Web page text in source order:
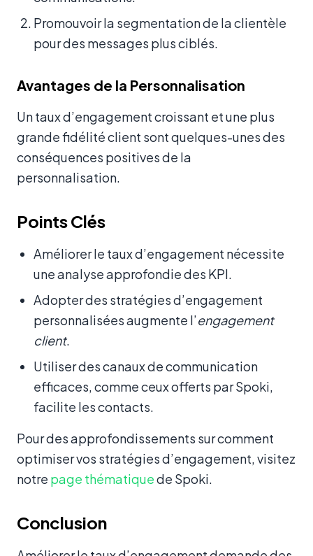
Promouvoir la segmentation de la clientèle
pour des messages plus ciblés.
Avantages de la Personnalisation
Un taux d’engagement croissant et une plus
grande fidélité client sont quelques-unes des
conséquences positives de la
personnalisation.
Points Clés
Améliorer le taux d’engagement nécessite
une analyse approfondie des KPI.
Adopter des stratégies d’engagement
personnalisées augmente l’engagement
client.
Utiliser des canaux de communication
efficaces, comme ceux offerts par Spoki,
facilite les contacts.
Pour des approfondissements sur comment
optimiser vos stratégies d’engagement, visitez
notre page thématiquede Spoki.
Conclusion